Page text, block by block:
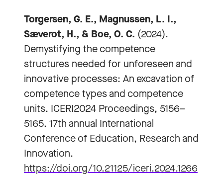
Torgersen, G. E., Magnussen, L. I.,
Sæverot, H., & Boe, O. C. (2024).
Demystifying the competence
structures needed for unforeseen and
innovative processes: An excavation of
competence types and competence
units. ICERI2024 Proceedings, 5156–
5165. 17th annual International
Conference of Education, Research and
Innovation.
https://doi.org/10.21125/iceri.2024.1266